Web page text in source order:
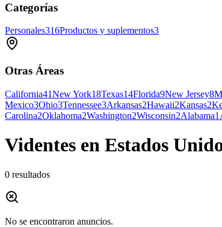
Categorías
Personales316Productos y suplementos3
Otras Áreas
California41New York18Texas14Florida9New Jersey8
Mexico3Ohio3Tennessee3Arkansas2Hawaii2Kansas2
Carolina2Oklahoma2Washington2Wisconsin2Alabama1
Videntes en Estados
0 resultados
No se encontraron anuncios.